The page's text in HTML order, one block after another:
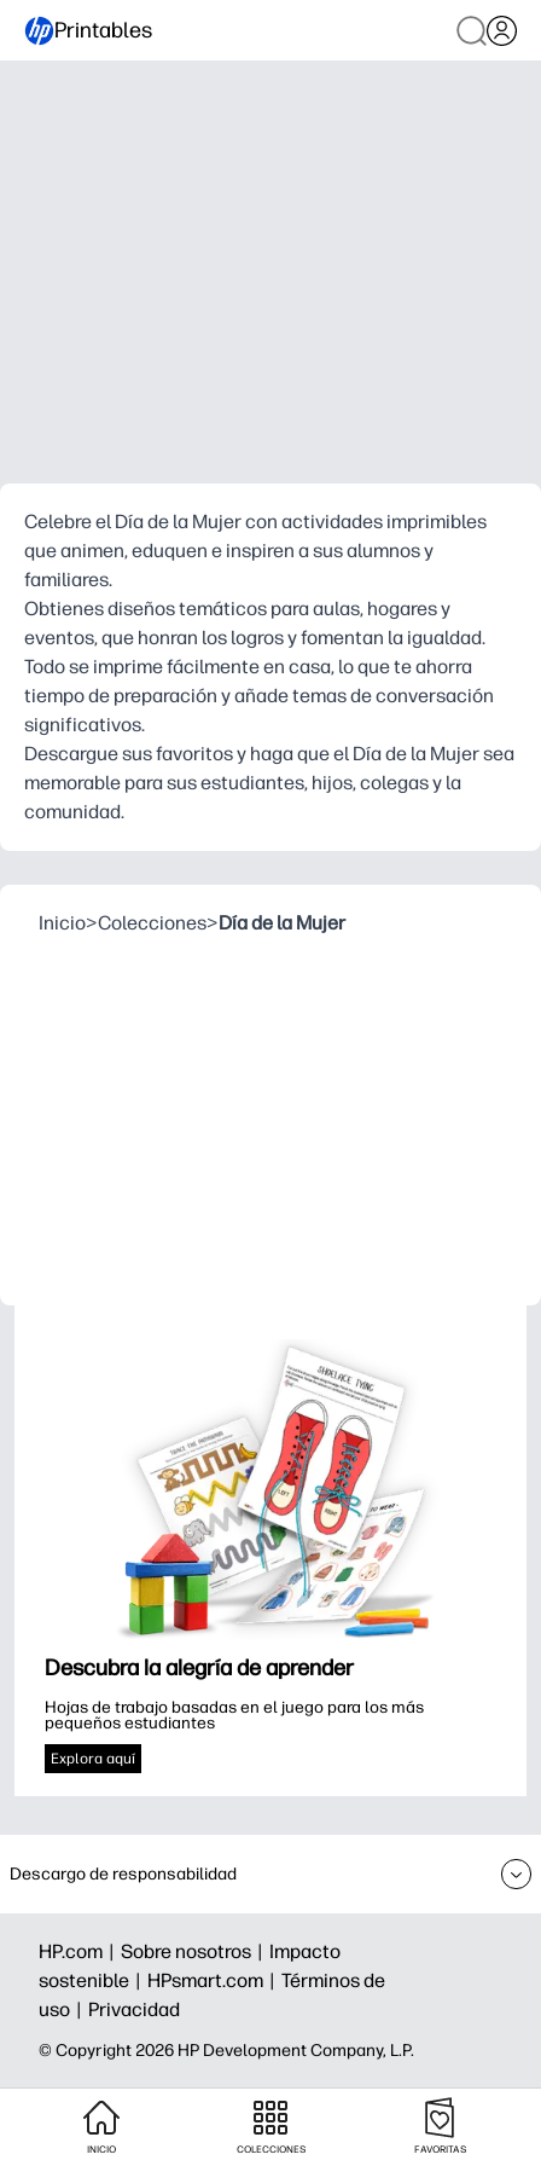
Printables
Celebre el Día de la Mujer con actividades imprimibles
que animen, eduquen e inspiren a sus alumnos y
familiares.
Obtienes diseños temáticos para aulas, hogares y
eventos, que honran los logros y fomentan la igualdad.
Todo se imprime fácilmente en casa, lo que te ahorra
tiempo de preparación y añade temas de conversación
significativos.
Descargue sus favoritos y haga que el Día de la Mujer sea
memorable para sus estudiantes, hijos, colegas y la
comunidad.
Inicio>Colecciones>Día de la Mujer
Descubra la alegría de aprender
Hojas de trabajo basadas en el juego para los más
pequeños estudiantes
Explora aquí
Descargo de responsabilidad
HP.com | Sobre nosotros | Impacto
sostenible | HPsmart.com | Términos de
uso | Privacidad
©️ Copyright 2026 HP Development Company, L.P.
INICIO COLECCIONES FAVORITAS